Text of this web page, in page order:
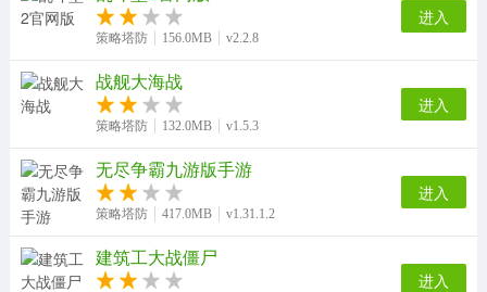
策略塔防 156.0MB v2.2.8
进入
战舰大海战
策略塔防 132.0MB v1.5.3
进入
无尽争霸九游版手游
策略塔防 417.0MB v1.31.1.2
进入
建筑工大战僵尸
进入